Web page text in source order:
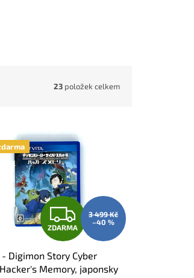
23 položek celkem
Z
D
A
ZDARMA
3 499 Kč
–40 %
- Digimon Story Cyber
Memory, japonsky